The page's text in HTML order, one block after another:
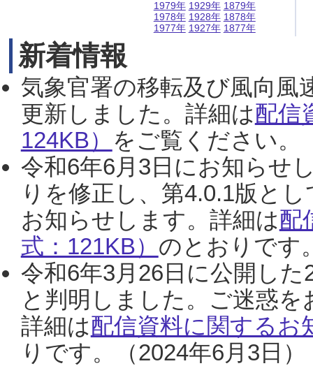
1979年
1978年
1977年
1929年
1928年
1927年
1879年
1878年
1877年
新着情報
気象官署の移転及び風向風
更新しました。詳細は配信
124KB） をご覧ください。
令和6年6月3日にお知らせ
りを修正し、第4.0.1版と
お知らせします。詳細は配
式：121KB） のとおりです
令和6年3月26日に公開し
と判明しました。ご迷惑
詳細は配信資料に関するお
りです。（2024年6月3日）